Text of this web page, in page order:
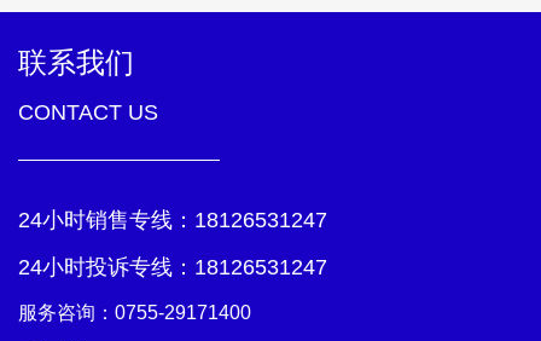
联系我们
CONTACT US
24小时销售专线： 18126531247
24小时投诉专线： 18126531247
服务咨询： 0755-29171400